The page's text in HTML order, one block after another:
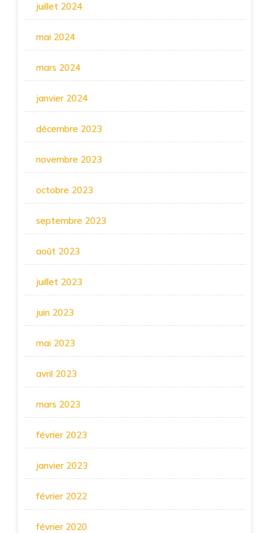
juillet 2024
mai 2024
mars 2024
janvier 2024
décembre 2023
novembre 2023
octobre 2023
septembre 2023
août 2023
juillet 2023
juin 2023
mai 2023
avril 2023
mars 2023
février 2023
janvier 2023
février 2022
février 2020